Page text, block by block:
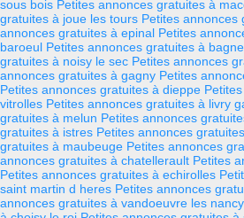
sous bois Petites annonces gratuites à
gratuites à joue les tours Petites annonces
annonces gratuites à epinal Petites
baroeul Petites annonces gratuites à
gratuites à noisy le sec Petites annonces
annonces gratuites à gagny Petites
Petites annonces gratuites à dieppe
vitrolles Petites annonces gratuites à livry
gratuites à melun Petites annonces
gratuites à istres Petites annonces
gratuites à maubeuge Petites annonces
annonces gratuites à chatellerault Petites
Petites annonces gratuites à echirolles
saint martin d heres Petites annonces
annonces gratuites à vandoeuvre les nancy